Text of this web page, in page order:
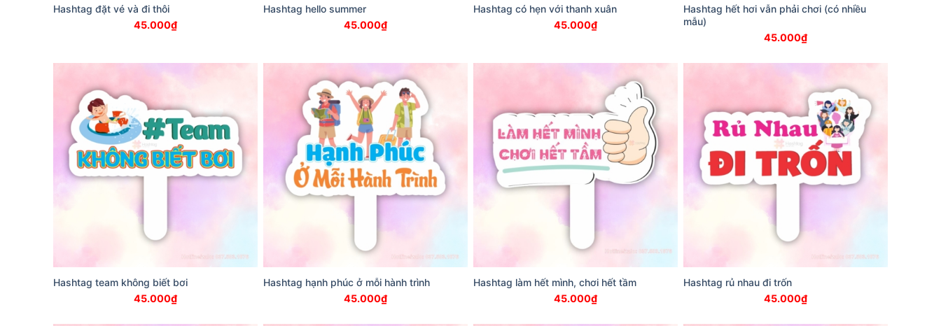
Hashtag đặt vé và đi thôi
45.000₫
Hashtag hello summer
45.000₫
Hashtag có hẹn với thanh xuân
45.000₫
Hashtag hết hơi vẫn phải chơi (có nhiều
mẫu)
45.000₫
Hashtag team không biết bơi
45.000₫
Hashtag hạnh phúc ở mỗi hành trình
45.000₫
Hashtag làm hết mình, chơi hết tầm
45.000₫
Hashtag rủ nhau đi trốn
45.000₫